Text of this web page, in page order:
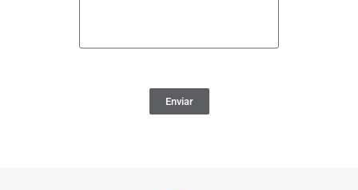
Enviar